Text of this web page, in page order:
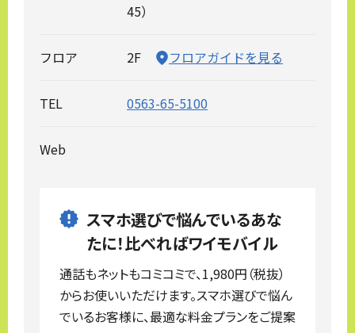
45）
フロア 2F フロアガイドを見る
TEL 0563-65-5100
Web
スマホ選びで悩んでいるあな
たに！比べればワイモバイル
通話もネットもコミコミで、1,980円（税抜）
からお使いいただけます。スマホ選びで悩ん
でいるお客様に、最適な料金プランをご提案